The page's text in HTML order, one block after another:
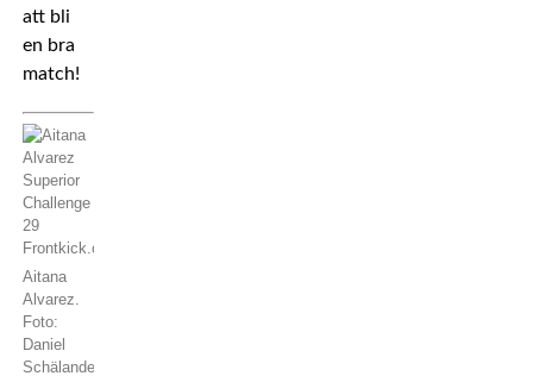
att bli
en bra
match!
Aitana
Alvarez.
Foto:
Daniel
Schälander